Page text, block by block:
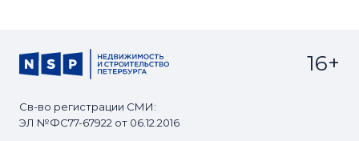
Св-во регистрации СМИ:
ЭЛ №ФС77-67922 от 06.12.2016
16+